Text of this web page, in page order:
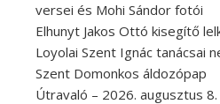
versei és Mohi Sándor fotói
Elhunyt Jakos Ottó kisegítő
Loyolai Szent Ignác tanácsai
Szent Domonkos áldozópap
Útravaló – 2026. augusztus 8.